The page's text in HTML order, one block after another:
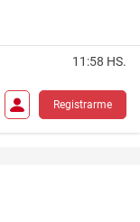
11:58 HS.
Registrarme